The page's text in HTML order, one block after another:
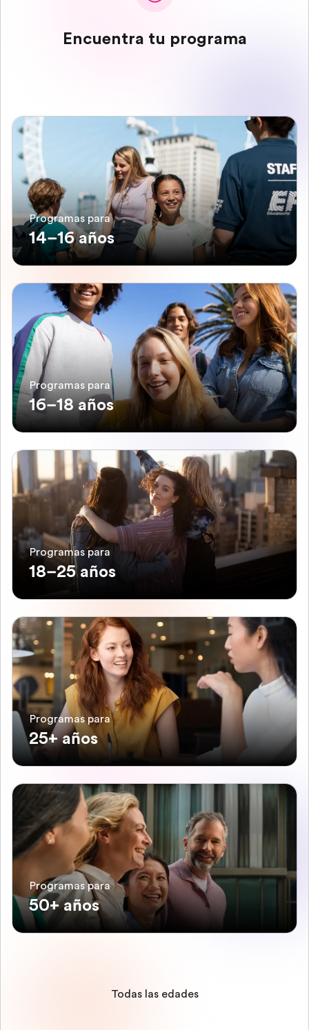
Encuentra tu programa
Programas para
14–16 años
Programas para
16–18 años
Programas para
18–25 años
Programas para
25+ años
Programas para
50+ años
Todas las edades